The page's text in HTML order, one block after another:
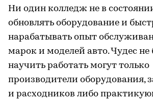
Ни один колледж не в
обновлять оборудование и
нарабатывать опыт
марок и моделей авто. Чудес не
научить работать могут только
производители оборудования,
и расходников либо